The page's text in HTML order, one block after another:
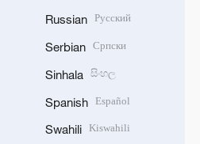
Russian Русский
Serbian Српски
Sinhala සිංහල
Spanish Español
Swahili Kiswahili